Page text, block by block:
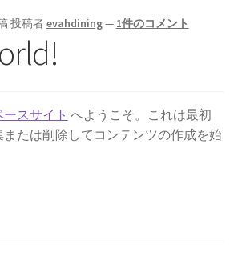
投稿者evahdining— 1件のコメント
スサイト へようこそ。これは最初
たは削除してコンテンツの作成を始